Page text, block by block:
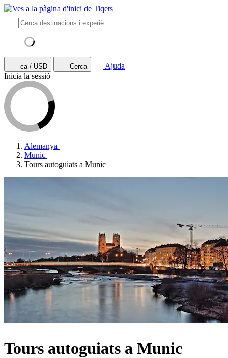
ca / USD Cerca
Ajuda
Inicia la sessió
Alemanya
Munic
Tours autoguiats a Munic
Tours autoguiats a Munic